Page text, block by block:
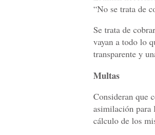
“No se trata de
Se trata de
vayan a todo lo
transparente y
Multas
Consideran que
asimilación para
cálculo de los